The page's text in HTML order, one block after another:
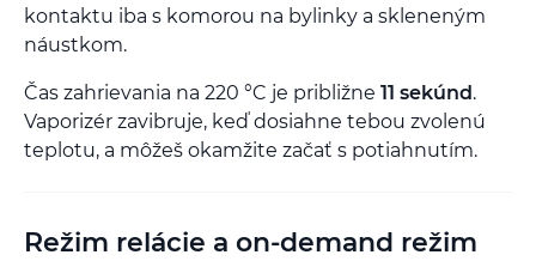
kontaktu iba s komorou na bylinky a skleneným
náustkom.
Čas zahrievania na 220 °C je približne 11 sekúnd .
Vaporizér zavibruje, keď dosiahne tebou zvolenú
teplotu, a môžeš okamžite začať s potiahnutím.
Režim relácie a on-demand režim